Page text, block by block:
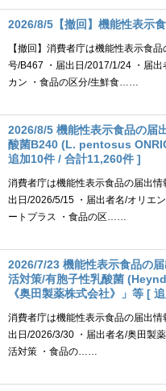
2026/8/5【撤回】機能性表示
【撤回】消費者庁は機能性表示食
号/B467 ・届出日/2017/1/24 ・届出
カン ・食品の区分/生鮮食……
2026/8/5 機能性表示食品の届
酸菌B240 (L. pentosus
追加10件 / 合計11,260件 ]
消費者庁は機能性表示食品の届出
出日/2026/5/15 ・届出者名/オリエ
ートプラス ・食品の区……
2026/7/23 機能性表示食品の
活対策/有胞子性乳酸菌
《奥田製薬株式会社》」等 [
消費者庁は機能性表示食品の届出
出日/2026/3/30 ・届出者名/奥田製
活対策 ・食品の……